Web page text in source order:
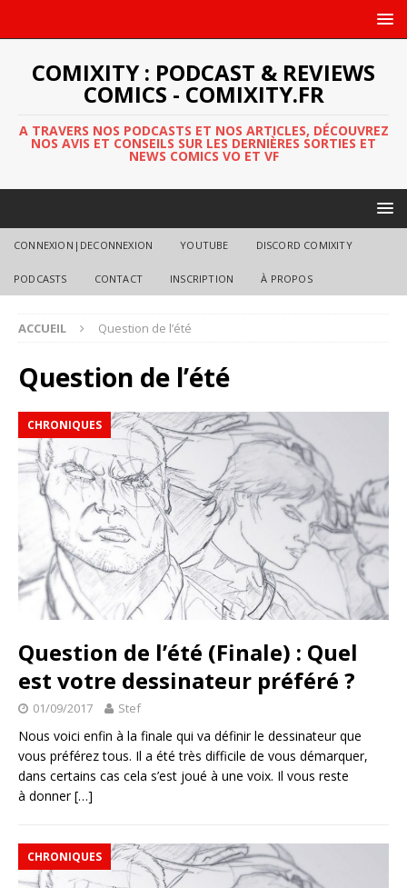
COMIXITY : PODCAST & REVIEWS
COMICS - COMIXITY.FR
A TRAVERS NOS PODCASTS ET NOS ARTICLES, DÉCOUVREZ
NOS AVIS ET CONSEILS SUR LES DERNIÈRES SORTIES ET
NEWS COMICS VO ET VF
CONNEXION|DECONNEXION YOUTUBE DISCORD COMIXITY
PODCASTS CONTACT INSCRIPTION À PROPOS
ACCUEIL Question de l’été
Question de l’été
CHRONIQUES
Question de l’été (Finale) : Quel
est votre dessinateur préféré ?
01/09/2017 Stef
Nous voici enfin à la finale qui va définir le dessinateur que
vous préférez tous. Il a été très difficile de vous démarquer,
dans certains cas cela s’est joué à une voix. Il vous reste
à donner[…]
CHRONIQUES